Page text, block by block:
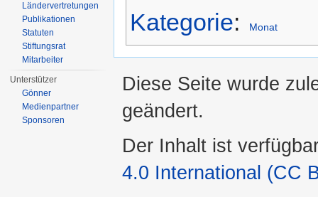
Kategorie: Monat
Ländervertretungen
Publikationen
Statuten
Stiftungsrat
Mitarbeiter
Unterstützer
Gönner
Medienpartner
Sponsoren
Diese Seite wurde
geändert.
Der Inhalt ist
4.0 International (CC